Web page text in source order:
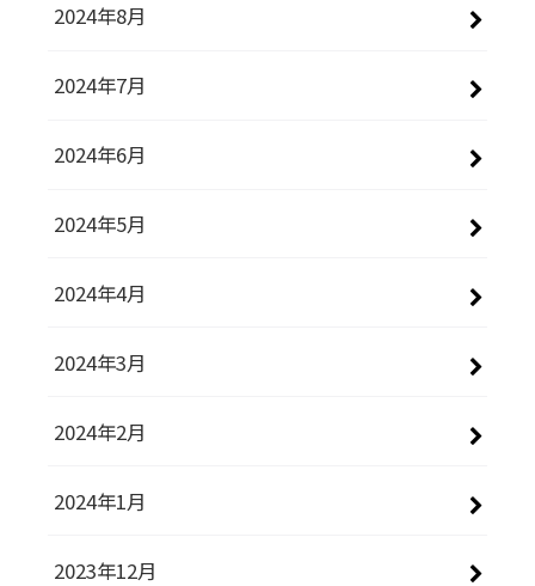
2024年8月
2024年7月
2024年6月
2024年5月
2024年4月
2024年3月
2024年2月
2024年1月
2023年12月